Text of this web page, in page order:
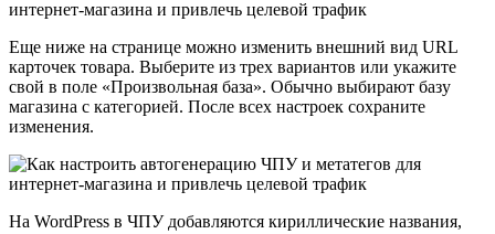
Еще ниже на странице можно изменить внешний вид URL
карточек товара. Выберите из трех вариантов или укажите
свой в поле «Произвольная база». Обычно выбирают базу
магазина с категорией. После всех настроек сохраните
изменения.
На WordPress в ЧПУ добавляются кириллические названия,